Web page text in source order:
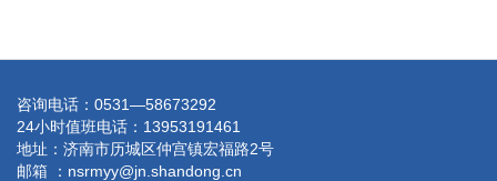
咨询电话：0531—58673292
24小时值班电话：13953191461
地址：济南市历城区仲宫镇宏福路2号
邮箱 ：nsrmyy@jn.shandong.cn